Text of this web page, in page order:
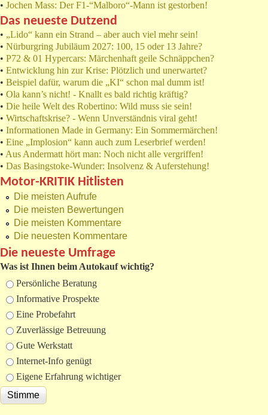
• Jochen Mass: Der F1-“Malboro“-Mann ist gestorben!
Das neueste Dutzend
• „Lido“ kann ein Strand – aber auch viel mehr sein!
• Nürburgring Jubiläum 2027: 100, 15 oder 13 Jahre?
• P72 & 01 Hypercars: Märchenhaft geile Schnäppchen?
• Entwicklung hin zur Krise: Plötzlich und unerwartet?
• Beispiel dafür, warum die „KI“ schon mal dumm ist!
• Ola kann’s nicht! - Knallt es bald richtig kräftig?
• Die heile Welt des Robertino: Wild muss sie sein!
• Wirtschaftskrise? - Wenn Unverständnis viral geht!
• Informationen Made in Germany: Ein Sommermärchen!
• Eine „Implosion“ kann auch zum Leserbrief werden!
• Aus Andermatt hört man: Noch nicht alle vergriffen!
• Das Basingstoke-Wunder: Insolvenz & Auferstehung!
Motor-KRITIK Hitlisten
Die meisten Aufrufe
Die meisten Bewertungen
Die meisten Kommentare
Die neuesten Kommentare
Die neueste Umfrage
Was ist Ihnen beim Autokauf wichtig?
Auswahlmöglichkeiten
Persönliche Beratung
Informative Prospekte
Eine Probefahrt
Zuverlässige Betreuung
Gute Werkstatt
Internet-Info genügt
Eigene Erfahrung wichtiger